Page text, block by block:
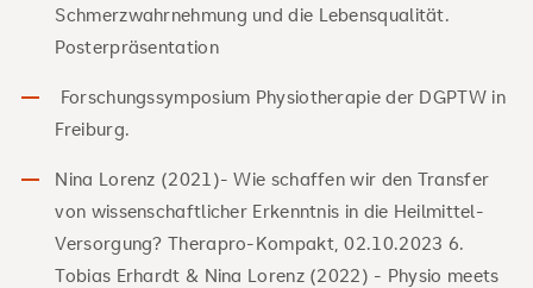
Schmerzwahrnehmung und die Lebensqualität.
Posterpräsentation
Forschungssymposium Physiotherapie der DGPTW in
Freiburg.
Nina Lorenz (2021)- Wie schaffen wir den Transfer
von wissenschaftlicher Erkenntnis in die Heilmittel-
Versorgung? Therapro-Kompakt, 02.10.2023 6.
Tobias Erhardt & Nina Lorenz (2022) - Physio meets